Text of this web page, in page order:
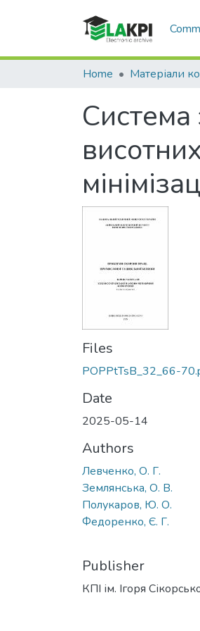
Home
Система
Files
POPPtTsB_32_66-
Date
2025-05-14
Authors
Левченко, О. Г.
Землянська, О. В.
Полукаров, Ю. О.
Федоренко, Є. Г.
Publisher
КПІ ім. Ігоря